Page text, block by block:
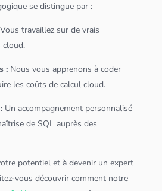
se distingue par :
Vous travaillez sur de vrais
cloud.
: Nous vous apprenons à coder
les coûts de calculcloud.
Un accompagnement personnalisé
de SQL auprès des
potentiel et à devenir un expert
vous découvrir comment notre